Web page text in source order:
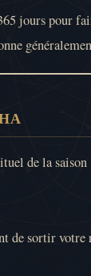
jours pour
de la saison
de sortir